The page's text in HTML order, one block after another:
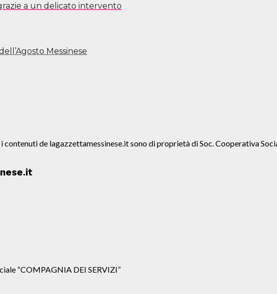
a un delicato intervento
Messinese
de lagazzettamessinese.it sono di proprietà di Soc. Cooperativa
“COMPAGNIA DEI SERVIZI”